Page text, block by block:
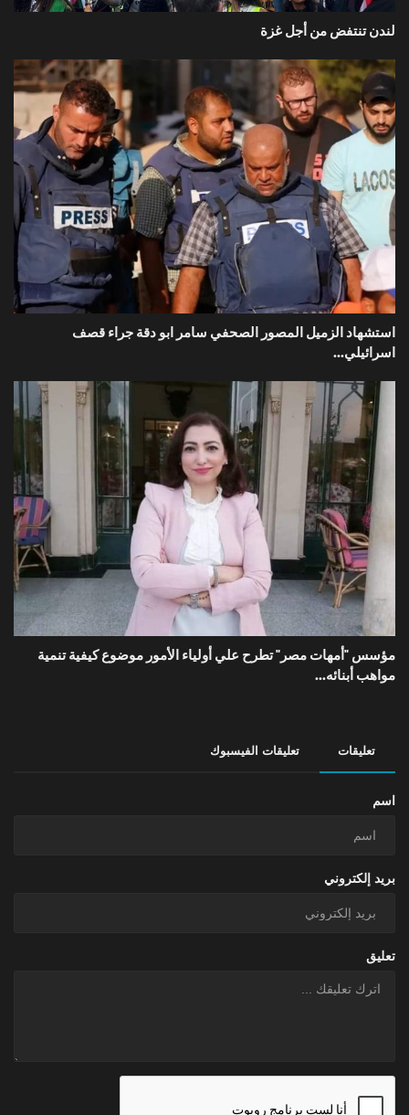
لندن تنتفض من أجل غزة
استشهاد الزميل المصور الصحفي سامر ابو دقة جراء قصف
اسرائيلي...
مؤسس "أمهات مصر" تطرح علي أولياء الأمور موضوع كيفية تنمية
مواهب أبنائه...
تعليقات تعليقات الفيسبوك
اسم
بريد إلكتروني
تعليق